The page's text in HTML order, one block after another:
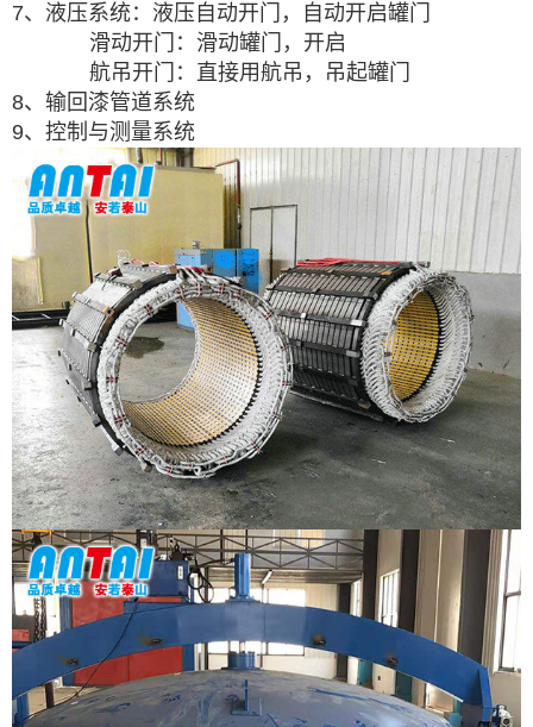
7、液压系统：液压自动开门，自动开启罐门
滑动开门：滑动罐门，开启
航吊开门：直接用航吊，吊起罐门
8、输回漆管道系统
9、控制与测量系统